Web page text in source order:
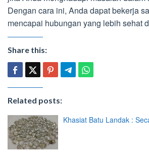
Dengan cara ini, Anda dapat bekerja
mencapai hubungan yang lebih sehat
Share this:
Related posts:
Khasiat Batu Landak :